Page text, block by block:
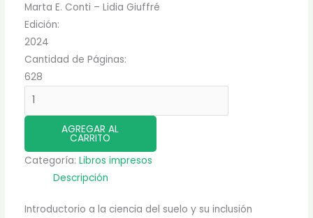
Marta E. Conti – Lidia Giuffré
Edición:
2024
Cantidad de Páginas:
628
Edafología
Aplicaciones
Ambientales
Argentinas
AGREGAR AL
CARRITO
Categoría: Libros impresos
Descripción
Introductorio a la ciencia del suelo y su inclusión